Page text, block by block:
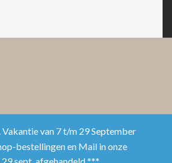
Vakantie van 7 t/m 29 September
bestellingen en Mail in onze